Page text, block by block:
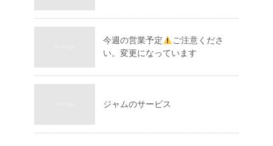
今週の営業予定
ご注意くださ
い。変更になっています
ジャムのサービス